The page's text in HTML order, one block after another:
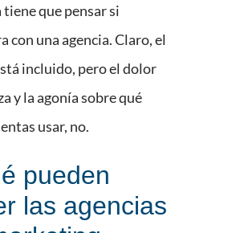
que pensar si
con una agencia. Claro, el
incluido, pero el dolor
y la agonía sobre qué
usar, no.
pueden
las agencias